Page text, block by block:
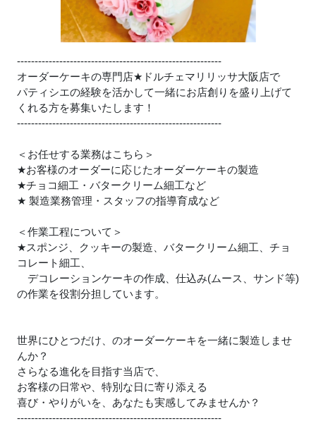
----------------------------------------------------------
オーダーケーキの専門店★ ドルチェマリリッサ大阪店で
パティシエの経験を活かして一緒にお店創りを盛り上げて
くれる方を募集いたします！
----------------------------------------------------------
＜お任せする業務はこちら＞
★お客様のオーダーに応じたオーダーケーキの製造
★チョコ細工・バタークリーム細工など
★ 製造業務管理・スタッフの指導育成など
＜作業工程について＞
★スポンジ、クッキーの製造、バタークリーム細工、チョ
コレート細工、
デコレーションケーキの作成、仕込み(ムース、サンド等)
の作業を役割分担しています。
世界にひとつだけ、のオーダーケーキを一緒に製造しませ
んか？
さらなる進化を目指す当店で、
お客様の日常や、特別な日に寄り添える
喜び・やりがいを、あなたも実感してみませんか？
----------------------------------------------------------